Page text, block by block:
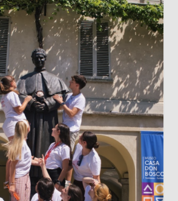
BIOMÉTRICOS: NUESTRA
EN JUEGO